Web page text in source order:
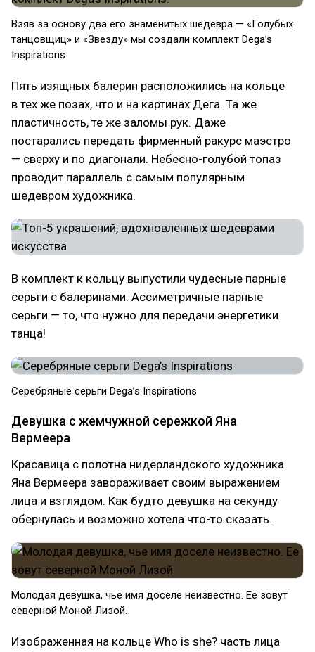
Взяв за основу два его знаменитых шедевра — «Голубых
танцовщиц» и «Звезду» мы создали комплект Dega’s
Inspirations.
Пять изящных балерин расположились на кольце
в тех же позах, что и на картинах Дега. Та же
пластичность, те же заломы рук. Даже
постарались передать фирменный ракурс маэстро
— сверху и по диагонали. Небесно-голубой топаз
проводит параллель с самым популярным
шедевром художника.
В комплект к кольцу выпустили чудесные парные
серьги с балеринами. Ассиметричные парные
серьги — то, что нужно для передачи энергетики
танца!
Серебряные серьги Dega’s Inspirations
Девушка с жемчужной сережкой Яна
Вермеера
Красавица с полотна нидерландского художника
Яна Вермеера завораживает своим выражением
лица и взглядом. Как будто девушка на секунду
обернулась и возможно хотела что-то сказать.
Молодая девушка, чье имя доселе неизвестно. Ее зовут
северной Моной Лизой.
Изображенная на кольце Who is she? часть лица